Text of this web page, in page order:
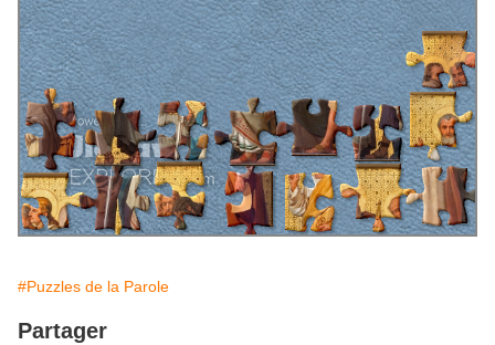
#Puzzles de la Parole
Partager